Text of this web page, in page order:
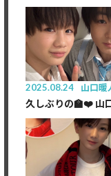
2025.08.24 山口暖
久しぶりの🏫❤️ 山